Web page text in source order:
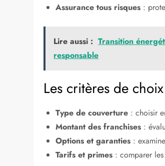
Assurance tous risques :
Lire aussi : Transition
responsable
Les critères de
Type de couverture : choisir
Montant des franchises :
Options et garanties :
Tarifs et primes : comparer